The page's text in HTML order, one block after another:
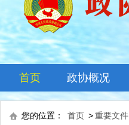
首页 政协概况
您的位置： 首页 >重要文件